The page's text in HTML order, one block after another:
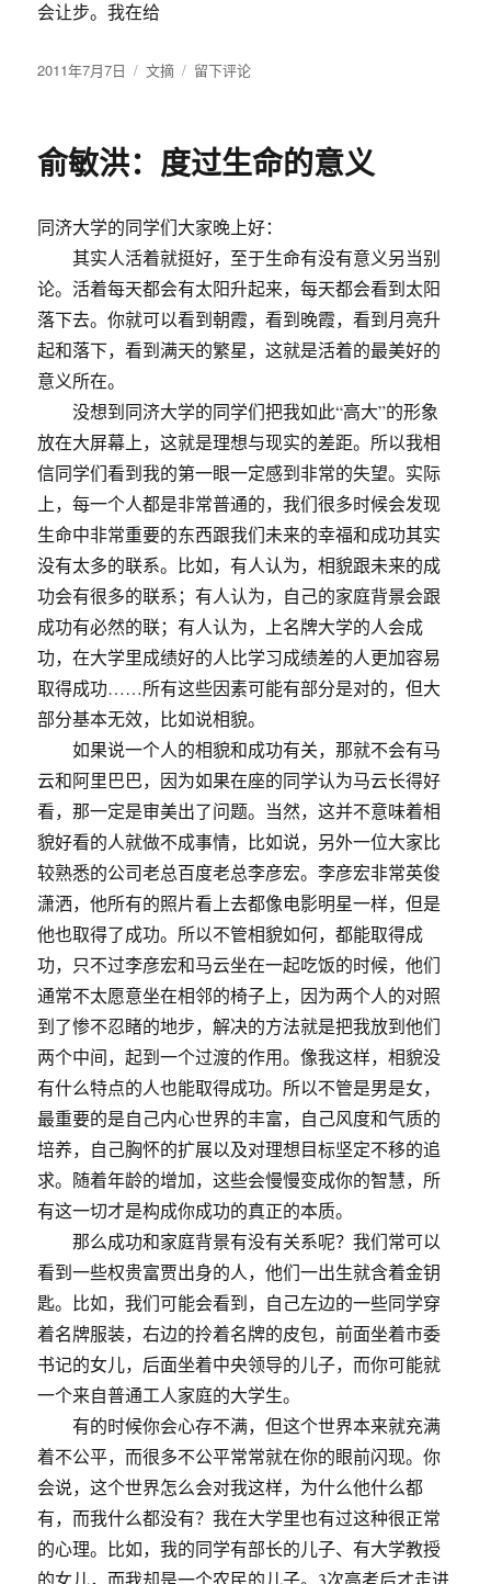
会让步。我在给
发
2011年7月7日
分
文摘
于
我
儿
主
动
学
习
的
留下评论
俞敏洪：度过生命的意义
同济大学的同学们大家晚上好：
其实人活着就挺好，至于生命有没有意义另当别
论。活着每天都会有太阳升起来，每天都会看到太阳
落下去。你就可以看到朝霞，看到晚霞，看到月亮升
起和落下，看到满天的繁星，这就是活着的最美好的
意义所在。
没想到同济大学的同学们把我如此“高大”的形象
放在大屏幕上，这就是理想与现实的差距。所以我相
信同学们看到我的第一眼一定感到非常的失望。实际
上，每一个人都是非常普通的，我们很多时候会发现
生命中非常重要的东西跟我们未来的幸福和成功其实
没有太多的联系。比如，有人认为，相貌跟未来的成
功会有很多的联系；有人认为，自己的家庭背景会跟
成功有必然的联；有人认为，上名牌大学的人会成
功，在大学里成绩好的人比学习成绩差的人更加容易
取得成功……所有这些因素可能有部分是对的，但大
部分基本无效，比如说相貌。
如果说一个人的相貌和成功有关，那就不会有马
云和阿里巴巴，因为如果在座的同学认为马云长得好
看，那一定是审美出了问题。当然，这并不意味着相
貌好看的人就做不成事情，比如说，另外一位大家比
较熟悉的公司老总百度老总李彦宏。李彦宏非常英俊
潇洒，他所有的照片看上去都像电影明星一样，但是
他也取得了成功。所以不管相貌如何，都能取得成
功，只不过李彦宏和马云坐在一起吃饭的时候，他们
通常不太愿意坐在相邻的椅子上，因为两个人的对照
到了惨不忍睹的地步，解决的方法就是把我放到他们
两个中间，起到一个过渡的作用。像我这样，相貌没
有什么特点的人也能取得成功。所以不管是男是女，
最重要的是自己内心世界的丰富，自己风度和气质的
培养，自己胸怀的扩展以及对理想目标坚定不移的追
求。随着年龄的增加，这些会慢慢变成你的智慧，所
有这一切才是构成你成功的真正的本质。
那么成功和家庭背景有没有关系呢？我们常可以
看到一些权贵富贾出身的人，他们一出生就含着金钥
匙。比如，我们可能会看到，自己左边的一些同学穿
着名牌服装，右边的拎着名牌的皮包，前面坐着市委
书记的女儿，后面坐着中央领导的儿子，而你可能就
一个来自普通工人家庭的大学生。
有的时候你会心存不满，但这个世界本来就充满
着不公平，而很多不公平常常就在你的眼前闪现。你
会说，这个世界怎么会对我这样，为什么他什么都
有，而我什么都没有？我在大学里也有过这种很正常
的心理。比如，我的同学有部长的儿子、有大学教授
的女儿，而我却是一个农民的儿子。3次高考后才走进